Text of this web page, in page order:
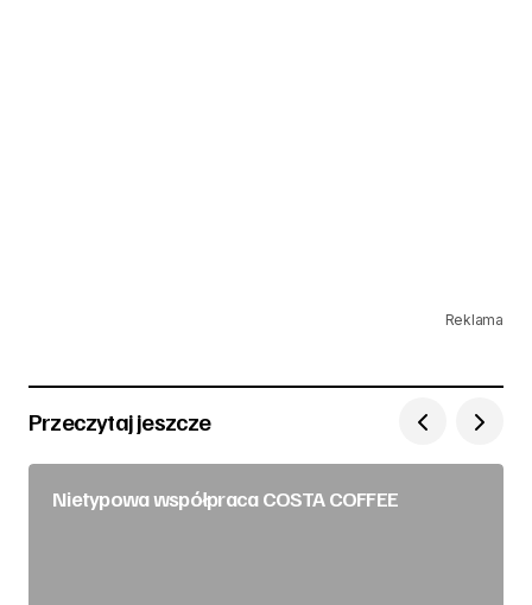
Reklama
Przeczytaj jeszcze
Nietypowa współpraca COSTA COFFEE